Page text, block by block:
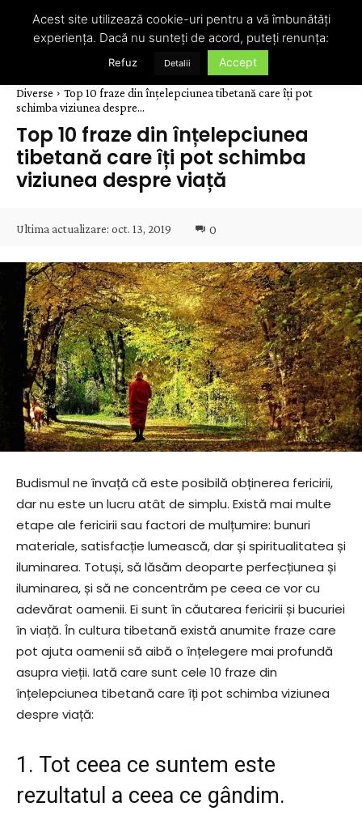
Diverse
Top 10 fraze din înțelepciunea tibetană care îți pot
schimba viziunea despre...
Top 10 fraze din înțelepciunea
tibetană care îți pot schimba
viziunea despre viață
Ultima actualizare: oct. 13, 2019 0
Budismul ne învață că este posibilă obținerea fericirii,
dar nu este un lucru atât de simplu. Există mai multe
etape ale fericirii sau factori de mulțumire: bunuri
materiale, satisfacție lumească, dar și spiritualitatea și
iluminarea. Totuși, să lăsăm deoparte perfecțiunea și
iluminarea, și să ne concentrăm pe ceea ce vor cu
adevărat oamenii. Ei sunt în căutarea fericirii și bucuriei
în viață. În cultura tibetană există anumite fraze care
pot ajuta oamenii să aibă o înțelegere mai profundă
asupra vieții. Iată care sunt cele 10 fraze din
înțelepciunea tibetană care îți pot schimba viziunea
despre viață:
1. Tot ceea ce suntem este
rezultatul a ceea ce gândim.
Acest site utilizează cookie-uri pentru a vă îmbunătăți
experiența. Dacă nu sunteți de acord, puteți renunța:
Refuz Detalii Accept